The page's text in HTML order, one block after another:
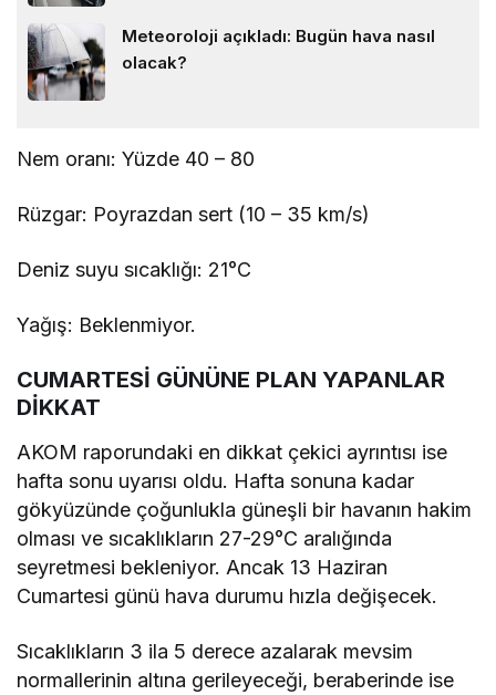
Meteoroloji açıkladı: Bugün hava nasıl
olacak?
Nem oranı: Yüzde 40 – 80
Rüzgar: Poyrazdan sert (10 – 35 km/s)
Deniz suyu sıcaklığı: 21°C
Yağış: Beklenmiyor.
CUMARTESİ GÜNÜNE PLAN YAPANLAR
DİKKAT
AKOM raporundaki en dikkat çekici ayrıntısı ise
hafta sonu uyarısı oldu. Hafta sonuna kadar
gökyüzünde çoğunlukla güneşli bir havanın hakim
olması ve sıcaklıkların 27-29°C aralığında
seyretmesi bekleniyor. Ancak 13 Haziran
Cumartesi günü hava durumu hızla değişecek.
Sıcaklıkların 3 ila 5 derece azalarak mevsim
normallerinin altına gerileyeceği, beraberinde ise